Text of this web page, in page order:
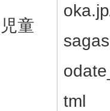
童
tml